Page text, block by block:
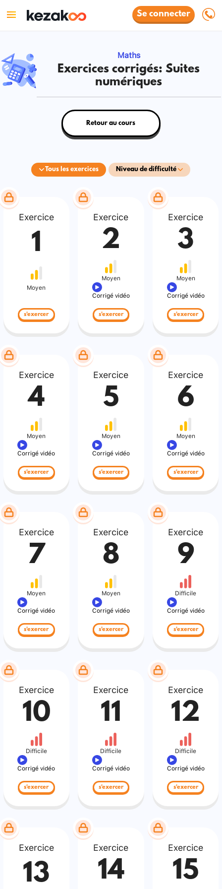
Se connecter
Maths
Exercices corrigés: Suites
numériques
Tous les exercices Niveau de difficulté
Retour au cours
Exercice
1
Moyen
s'exercer
Exercice
2
Moyen
Corrigé vidéo
s'exercer
Exercice
3
Moyen
Corrigé vidéo
s'exercer
Exercice
4
Moyen
Corrigé vidéo
s'exercer
Exercice
5
Moyen
Corrigé vidéo
s'exercer
Exercice
6
Moyen
Corrigé vidéo
s'exercer
Exercice
7
Moyen
Corrigé vidéo
s'exercer
Exercice
8
Moyen
Corrigé vidéo
s'exercer
Exercice
9
Difficile
Corrigé vidéo
s'exercer
Exercice
10
Difficile
Corrigé vidéo
s'exercer
Exercice
11
Difficile
Corrigé vidéo
s'exercer
Exercice
12
Difficile
Corrigé vidéo
s'exercer
Exercice
13
Exercice
14
Exercice
15